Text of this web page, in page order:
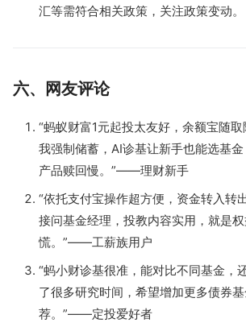
汇等需符合相关政策，关注政策变动。
六、网友评论
“蚂蚁财富1元起投太友好，余额宝随
我强制储蓄，AI诊基让新手也能选基
产品赎回慢。”——理财新手
“依托支付宝操作超方便，资金转入转
接问基金经理，投教内容实用，就是
慌。”——工薪族用户
“蚂小财诊基很准，能对比不同基金，
了很多研究时间，希望增加更多债券
荐。”——定投爱好者